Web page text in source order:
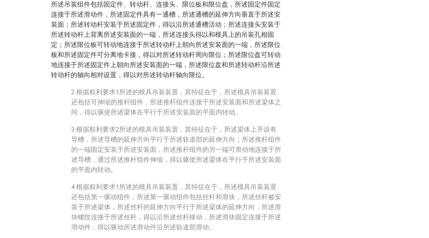
所述吊装组件包括固定件、转动杆、连接头、限位板和限位盘，所述固定件固定
连接于所述滑动件，所述固定件具有一通槽，所述通槽的延伸方向垂直于所述安
装面；所述转动杆安装于所述固定件，得以沿所述通槽活动；所述连接头安装于
所述转动杆上背离所述安装面的一端，所述连接头得以和模具上的吊装孔相固
定；所述限位板可转动地连接于所述转动杆上朝向所述安装面的一端，所述限位
板和所述固定件可分离地卡接，得以对所述转动杆周向限位；所述限位盘可转动
地连接于所述固定件上朝向所述安装面的一端，所述限位盘和所述转动杆沿所述
转动杆的轴向相对设置，得以对所述转动杆轴向限位。
2.根据权利要求1所述的模具吊装装置，其特征在于，所述模具吊装装置
还包括可伸缩的推杆组件，所述推杆组件连接于所述安装面和所述梁体之
间，得以驱使所述梁体在平行于所述安装面的平面内转动。
3.根据权利要求2所述的模具吊装装置，其特征在于，所述梁体上开设有
导槽，所述导槽的延伸方向平行于所述轨道部的延伸方向；所述推杆组件
的一端固定安装于所述安装面，所述推杆组件的另一端可滑动地连接于所
述导槽，通过所述推杆组件伸缩，得以驱使所述梁体在平行于所述安装面
的平面内转动。
4.根据权利要求1所述的模具吊装装置，其特征在于，所述模具吊装装置
还包括第一驱动组件，所述第一驱动组件包括丝杆和滑块，所述丝杆被安
装于所述梁体，所述丝杆的延伸方向平行于所述梁体的延伸方向，所述滑
块螺纹连接于所述丝杆，得以沿所述丝杆移动，所述滑块固定连接于所述
滑动件，得以驱动所述滑动件沿所述轨道部滑动。